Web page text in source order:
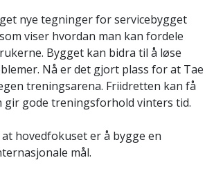
nye tegninger for servicebygget
viser hvordan man kan fordele
Bygget kan bidra til å løse
Nå er det gjort plass for at Tae
treningsarena. Friidretten kan få
gir gode treningsforhold vinters tid.
hovedfokuset er å bygge en
mål.